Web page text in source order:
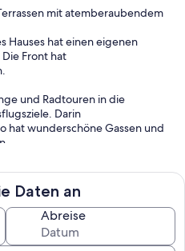
mit atemberaubendem
Hauses hat einen eigenen
Front hat
und Radtouren in die
Darin
hat wunderschöne Gassen und
Spaziergang in der
erfrischendes Bad in der
in Torrox, nachmittags Bad an
Daten an
Abreise